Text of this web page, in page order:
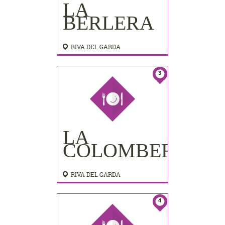
LA
BERLERA
RIVA DEL GARDA
3
LA
COLOMBERA
RIVA DEL GARDA
4